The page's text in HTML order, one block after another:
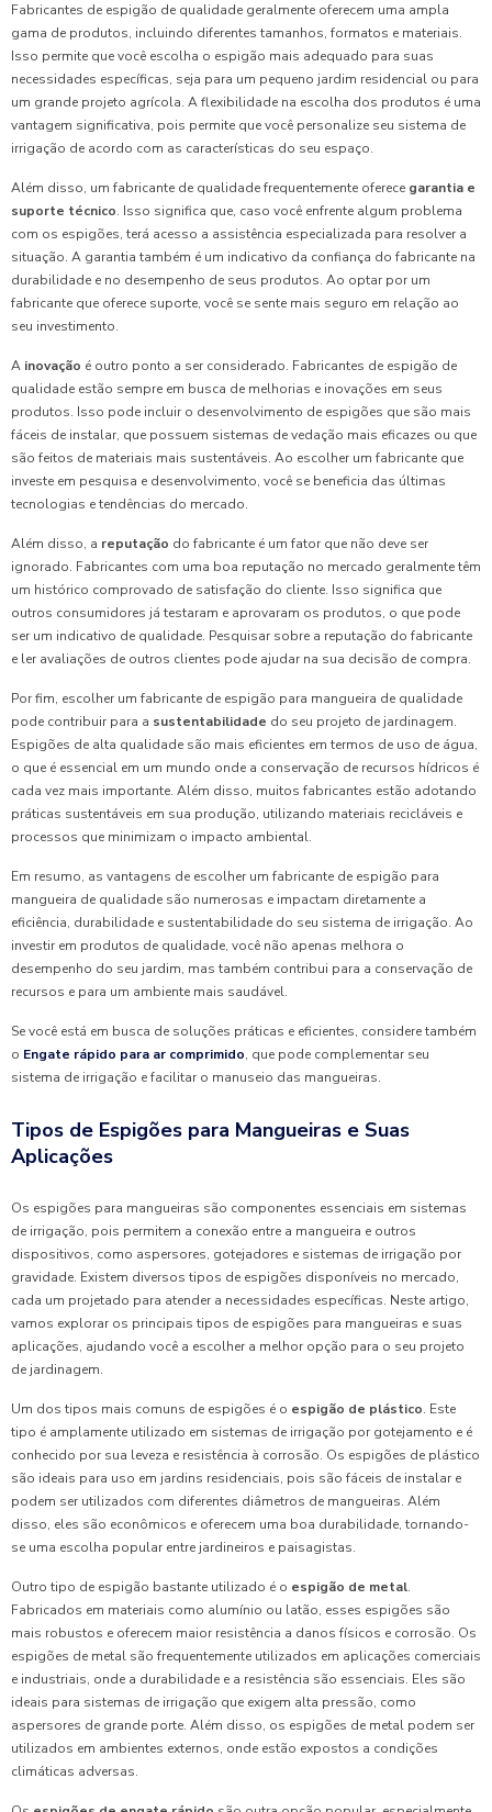
Fabricantes de espigão de qualidade geralmente oferecem uma ampla
gama de produtos, incluindo diferentes tamanhos, formatos e materiais.
Isso permite que você escolha o espigão mais adequado para suas
necessidades específicas, seja para um pequeno jardim residencial ou para
um grande projeto agrícola. A flexibilidade na escolha dos produtos é uma
vantagem significativa, pois permite que você personalize seu sistema de
irrigação de acordo com as características do seu espaço.
Além disso, um fabricante de qualidade frequentemente oferece garantia e
suporte técnico. Isso significa que, caso você enfrente algum problema
com os espigões, terá acesso a assistência especializada para resolver a
situação. A garantia também é um indicativo da confiança do fabricante na
durabilidade e no desempenho de seus produtos. Ao optar por um
fabricante que oferece suporte, você se sente mais seguro em relação ao
seu investimento.
A inovação é outro ponto a ser considerado. Fabricantes de espigão de
qualidade estão sempre em busca de melhorias e inovações em seus
produtos. Isso pode incluir o desenvolvimento de espigões que são mais
fáceis de instalar, que possuem sistemas de vedação mais eficazes ou que
são feitos de materiais mais sustentáveis. Ao escolher um fabricante que
investe em pesquisa e desenvolvimento, você se beneficia das últimas
tecnologias e tendências do mercado.
Além disso, a reputação do fabricante é um fator que não deve ser
ignorado. Fabricantes com uma boa reputação no mercado geralmente têm
um histórico comprovado de satisfação do cliente. Isso significa que
outros consumidores já testaram e aprovaram os produtos, o que pode
ser um indicativo de qualidade. Pesquisar sobre a reputação do fabricante
e ler avaliações de outros clientes pode ajudar na sua decisão de compra.
Por fim, escolher um fabricante de espigão para mangueira de qualidade
pode contribuir para a sustentabilidade do seu projeto de jardinagem.
Espigões de alta qualidade são mais eficientes em termos de uso de água,
o que é essencial em um mundo onde a conservação de recursos hídricos é
cada vez mais importante. Além disso, muitos fabricantes estão adotando
práticas sustentáveis em sua produção, utilizando materiais recicláveis e
processos que minimizam o impacto ambiental.
Em resumo, as vantagens de escolher um fabricante de espigão para
mangueira de qualidade são numerosas e impactam diretamente a
eficiência, durabilidade e sustentabilidade do seu sistema de irrigação. Ao
investir em produtos de qualidade, você não apenas melhora o
desempenho do seu jardim, mas também contribui para a conservação de
recursos e para um ambiente mais saudável.
Se você está em busca de soluções práticas e eficientes, considere também
o Engate rápido para ar comprimido, que pode complementar seu
sistema de irrigação e facilitar o manuseio das mangueiras.
Tipos de Espigões para Mangueiras e Suas
Aplicações
Os espigões para mangueiras são componentes essenciais em sistemas
de irrigação, pois permitem a conexão entre a mangueira e outros
dispositivos, como aspersores, gotejadores e sistemas de irrigação por
gravidade. Existem diversos tipos de espigões disponíveis no mercado,
cada um projetado para atender a necessidades específicas. Neste artigo,
vamos explorar os principais tipos de espigões para mangueiras e suas
aplicações, ajudando você a escolher a melhor opção para o seu projeto
de jardinagem.
Um dos tipos mais comuns de espigões é o espigão de plástico. Este
tipo é amplamente utilizado em sistemas de irrigação por gotejamento e é
conhecido por sua leveza e resistência à corrosão. Os espigões de plástico
são ideais para uso em jardins residenciais, pois são fáceis de instalar e
podem ser utilizados com diferentes diâmetros de mangueiras. Além
disso, eles são econômicos e oferecem uma boa durabilidade, tornando-
se uma escolha popular entre jardineiros e paisagistas.
Outro tipo de espigão bastante utilizado é o espigão de metal.
Fabricados em materiais como alumínio ou latão, esses espigões são
mais robustos e oferecem maior resistência a danos físicos e corrosão. Os
espigões de metal são frequentemente utilizados em aplicações comerciais
e industriais, onde a durabilidade e a resistência são essenciais. Eles são
ideais para sistemas de irrigação que exigem alta pressão, como
aspersores de grande porte. Além disso, os espigões de metal podem ser
utilizados em ambientes externos, onde estão expostos a condições
climáticas adversas.